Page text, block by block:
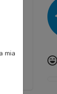
mia